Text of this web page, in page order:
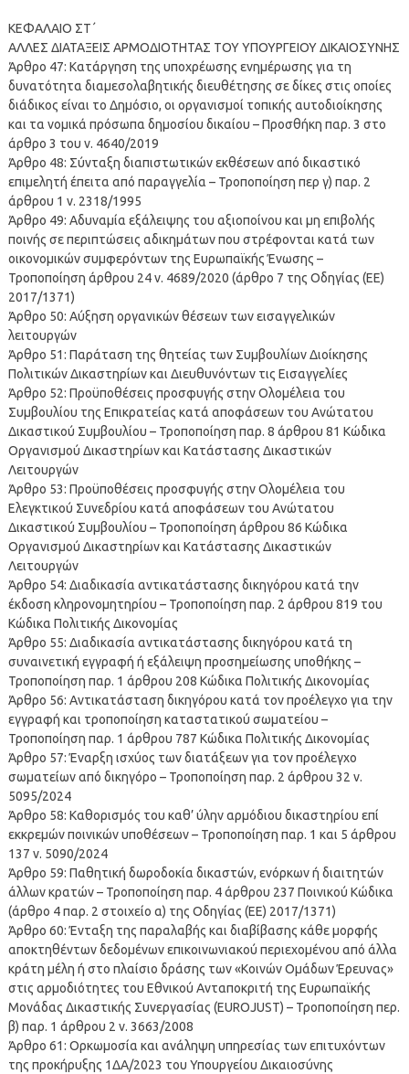
ΚΕΦΑΛΑΙΟ ΣΤ΄
ΑΛΛΕΣ ΔΙΑΤΑΞΕΙΣ ΑΡΜΟΔΙΟΤΗΤΑΣ ΤΟΥ ΥΠΟΥΡΓΕΙΟΥ ΔΙΚΑΙΟΣΥΝΗΣ
Άρθρο 47: Κατάργηση της υποχρέωσης ενημέρωσης για τη
δυνατότητα διαμεσολαβητικής διευθέτησης σε δίκες στις οποίες
διάδικος είναι το Δημόσιο, οι οργανισμοί τοπικής αυτοδιοίκησης
και τα νομικά πρόσωπα δημοσίου δικαίου – Προσθήκη παρ. 3 στο
άρθρο 3 του ν. 4640/2019
Άρθρο 48: Σύνταξη διαπιστωτικών εκθέσεων από δικαστικό
επιμελητή έπειτα από παραγγελία – Τροποποίηση περ γ) παρ. 2
άρθρου 1 ν. 2318/1995
Άρθρο 49: Αδυναμία εξάλειψης του αξιοποίνου και μη επιβολής
ποινής σε περιπτώσεις αδικημάτων που στρέφονται κατά των
οικονομικών συμφερόντων της Ευρωπαϊκής Ένωσης –
Τροποποίηση άρθρου 24 ν. 4689/2020 (άρθρο 7 της Οδηγίας (ΕΕ)
2017/1371)
Άρθρο 50: Αύξηση οργανικών θέσεων των εισαγγελικών
λειτουργών
Άρθρο 51: Παράταση της θητείας των Συμβουλίων Διοίκησης
Πολιτικών Δικαστηρίων και Διευθυνόντων τις Εισαγγελίες
Άρθρο 52: Προϋποθέσεις προσφυγής στην Ολομέλεια του
Συμβουλίου της Επικρατείας κατά αποφάσεων του Ανώτατου
Δικαστικού Συμβουλίου – Τροποποίηση παρ. 8 άρθρου 81 Κώδικα
Οργανισμού Δικαστηρίων και Κατάστασης Δικαστικών
Λειτουργών
Άρθρο 53: Προϋποθέσεις προσφυγής στην Ολομέλεια του
Ελεγκτικού Συνεδρίου κατά αποφάσεων του Ανώτατου
Δικαστικού Συμβουλίου – Τροποποίηση άρθρου 86 Κώδικα
Οργανισμού Δικαστηρίων και Κατάστασης Δικαστικών
Λειτουργών
Άρθρο 54: Διαδικασία αντικατάστασης δικηγόρου κατά την
έκδοση κληρονομητηρίου – Τροποποίηση παρ. 2 άρθρου 819 του
Κώδικα Πολιτικής Δικονομίας
Άρθρο 55: Διαδικασία αντικατάστασης δικηγόρου κατά τη
συναινετική εγγραφή ή εξάλειψη προσημείωσης υποθήκης –
Τροποποίηση παρ. 1 άρθρου 208 Κώδικα Πολιτικής Δικονομίας
Άρθρο 56: Αντικατάσταση δικηγόρου κατά τον προέλεγχο για την
εγγραφή και τροποποίηση καταστατικού σωματείου –
Τροποποίηση παρ. 1 άρθρου 787 Κώδικα Πολιτικής Δικονομίας
Άρθρο 57: Έναρξη ισχύος των διατάξεων για τον προέλεγχο
σωματείων από δικηγόρο – Τροποποίηση παρ. 2 άρθρου 32 ν.
5095/2024
Άρθρο 58: Καθορισμός του καθ’ ύλην αρμόδιου δικαστηρίου επί
εκκρεμών ποινικών υποθέσεων – Τροποποίηση παρ. 1 και 5 άρθρου
137 ν. 5090/2024
Άρθρο 59: Παθητική δωροδοκία δικαστών, ενόρκων ή διαιτητών
άλλων κρατών – Τροποποίηση παρ. 4 άρθρου 237 Ποινικού Κώδικα
(άρθρο 4 παρ. 2 στοιχείο α) της Οδηγίας (ΕΕ) 2017/1371)
Άρθρο 60: Ένταξη της παραλαβής και διαβίβασης κάθε μορφής
αποκτηθέντων δεδομένων επικοινωνιακού περιεχομένου από άλλα
κράτη μέλη ή στο πλαίσιο δράσης των «Κοινών Ομάδων Έρευνας»
στις αρμοδιότητες του Εθνικού Ανταποκριτή της Ευρωπαϊκής
Μονάδας Δικαστικής Συνεργασίας (EUROJUST) – Τροποποίηση περ.
β) παρ. 1 άρθρου 2 ν. 3663/2008
Άρθρο 61: Ορκωμοσία και ανάληψη υπηρεσίας των επιτυχόντων
της προκήρυξης 1ΔΑ/2023 του Υπουργείου Δικαιοσύνης